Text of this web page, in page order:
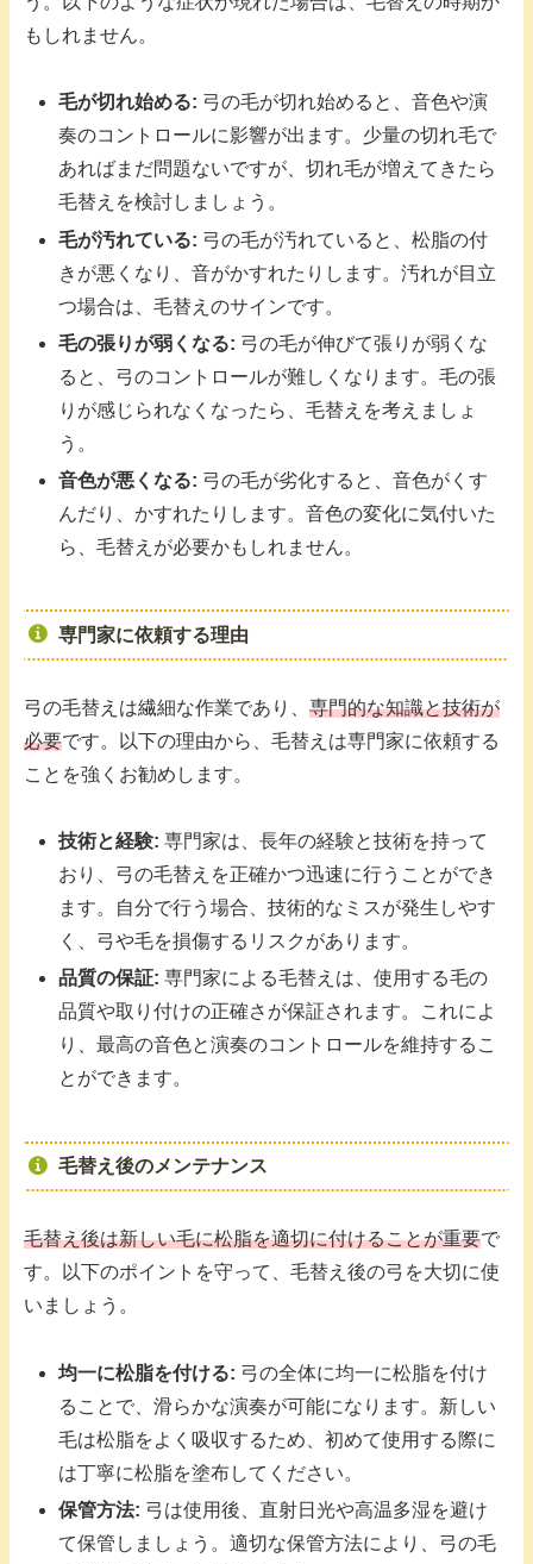
もしれません。
毛が切れ始める: 弓の毛が切れ始めると、音色や演
奏のコントロールに影響が出ます。少量の切れ毛で
あればまだ問題ないですが、切れ毛が増えてきたら
毛替えを検討しましょう。
毛が汚れている: 弓の毛が汚れていると、松脂の付
きが悪くなり、音がかすれたりします。汚れが目立
つ場合は、毛替えのサインです。
毛の張りが弱くなる: 弓の毛が伸びて張りが弱くな
ると、弓のコントロールが難しくなります。毛の張
りが感じられなくなったら、毛替えを考えましょ
う。
音色が悪くなる: 弓の毛が劣化すると、音色がくす
んだり、かすれたりします。音色の変化に気付いた
ら、毛替えが必要かもしれません。
専門家に依頼する理由
弓の毛替えは繊細な作業であり、 専門的な知識と技術が
必要です。以下の理由から、毛替えは専門家に依頼する
ことを強くお勧めします。
技術と経験: 専門家は、長年の経験と技術を持って
おり、弓の毛替えを正確かつ迅速に行うことができ
ます。自分で行う場合、技術的なミスが発生しやす
く、弓や毛を損傷するリスクがあります。
品質の保証: 専門家による毛替えは、使用する毛の
品質や取り付けの正確さが保証されます。これによ
り、最高の音色と演奏のコントロールを維持するこ
とができます。
毛替え後のメンテナンス
毛替え後は新しい毛に松脂を適切に付けることが重要で
す。以下のポイントを守って、毛替え後の弓を大切に使
いましょう。
均一に松脂を付ける: 弓の全体に均一に松脂を付け
ることで、滑らかな演奏が可能になります。新しい
毛は松脂をよく吸収するため、初めて使用する際に
は丁寧に松脂を塗布してください。
保管方法: 弓は使用後、直射日光や高温多湿を避け
て保管しましょう。適切な保管方法により、弓の毛